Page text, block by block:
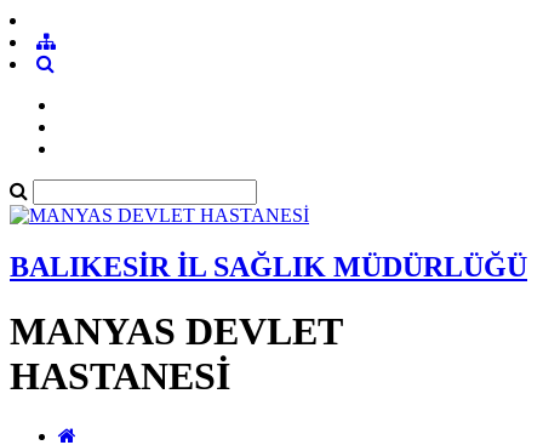
BALIKESİR İL SAĞLIK MÜDÜRLÜĞÜ
MANYAS DEVLET
HASTANESİ